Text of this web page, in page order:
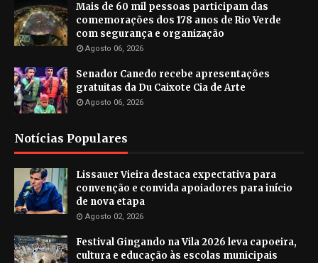
Mais de 60 mil pessoas participam das
comemorações dos 178 anos de Rio Verde
com segurança e organização
Agosto 06, 2026
Senador Canedo recebe apresentações
gratuitas da Du Caixote Cia de Arte
Agosto 06, 2026
Notícias Populares
Lissauer Vieira destaca expectativa para
convenção e convida apoiadores para início
de nova etapa
Agosto 02, 2026
Festival Gingando na Vila 2026 leva capoeira,
cultura e educação às escolas municipais